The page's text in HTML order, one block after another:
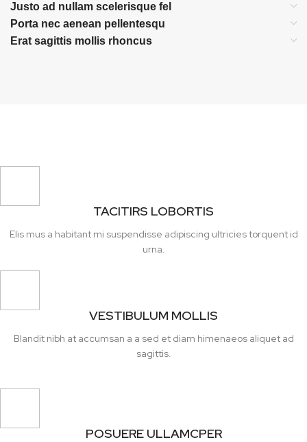
Justo ad nullam scelerisque fel
Porta nec aenean pellentesqu
Erat sagittis mollis rhoncus
TACITIRS LOBORTIS
Elis mus a habitant mi suspendisse adipiscing ultricies torquent id
urna.
VESTIBULUM MOLLIS
Blandit nibh at accumsan a a sed et diam himenaeos aliquet ad
sagittis.
POSUERE ULLAMCPER